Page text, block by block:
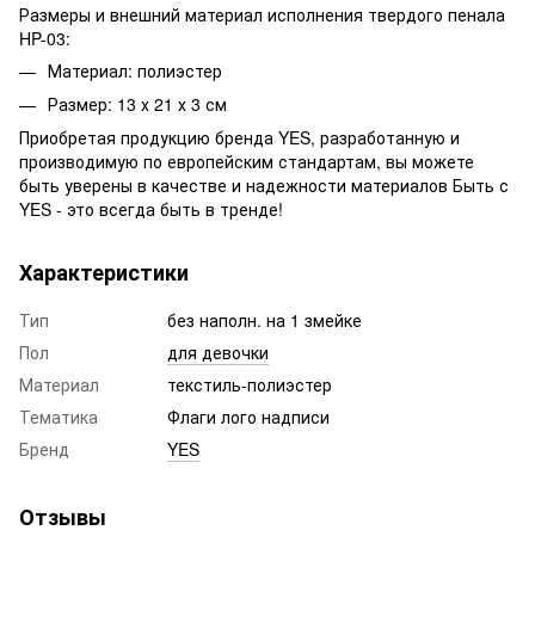
Размеры и внешний материал исполнения твердого пенала
HP-03:
Материал: полиэстер
Размер: 13 х 21 х 3 см
Приобретая продукцию бренда YES, разработанную и
производимую по европейским стандартам, вы можете
быть уверены в качестве и надежности материалов Быть с
YES - это всегда быть в тренде!
Характеристики
Тип
без наполн. на 1 змейке
Пол
для девочки
Материал
текстиль-полиэстер
Тематика
Флаги лого надписи
Бренд
YES
Отзывы